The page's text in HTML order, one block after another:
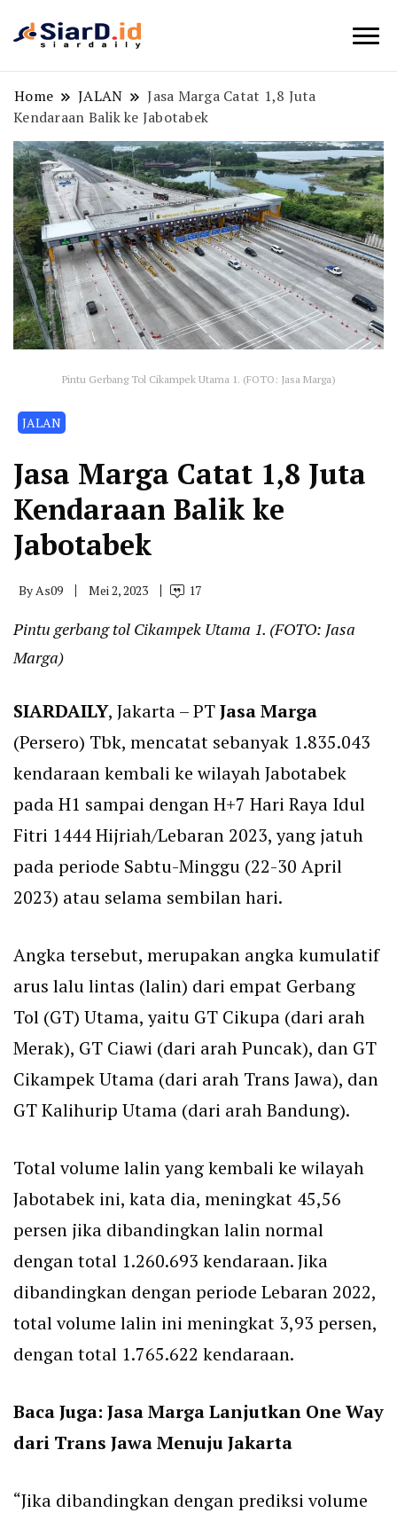
Home JALAN
Jasa Marga Catat 1,8 Juta
Kendaraan Balik ke Jabotabek
Pintu Gerbang Tol Cikampek Utama 1. (FOTO: Jasa Marga)
JALAN
Jasa Marga Catat 1,8 Juta
Kendaraan Balik ke
Jabotabek
ByAs09 Mei 2, 2023 17
Pintu gerbang tol Cikampek Utama 1. (FOTO: Jasa
Marga)
SIARDAILY, Jakarta – PTJasa Marga
(Persero) Tbk, mencatat sebanyak 1.835.043
kendaraan kembali ke wilayah Jabotabek
pada H1 sampai dengan H+7 Hari Raya Idul
Fitri 1444 Hijriah/Lebaran 2023, yang jatuh
pada periode Sabtu-Minggu (22-30 April
2023) atau selama sembilan hari.
Angka tersebut, merupakan angka kumulatif
arus lalu lintas (lalin) dari empat Gerbang
Tol (GT) Utama, yaitu GT Cikupa (dari arah
Merak), GT Ciawi (dari arah Puncak), dan GT
Cikampek Utama (dari arah Trans Jawa), dan
GT Kalihurip Utama (dari arah Bandung).
Total volume lalin yang kembali ke wilayah
Jabotabek ini, kata dia, meningkat 45,56
persen jika dibandingkan lalin normal
dengan total 1.260.693 kendaraan. Jika
dibandingkan dengan periode Lebaran 2022,
total volume lalin ini meningkat 3,93 persen,
dengan total 1.765.622 kendaraan.
Baca Juga: Jasa Marga Lanjutkan One Way
dari Trans Jawa Menuju Jakarta
“Jika dibandingkan dengan prediksi volume